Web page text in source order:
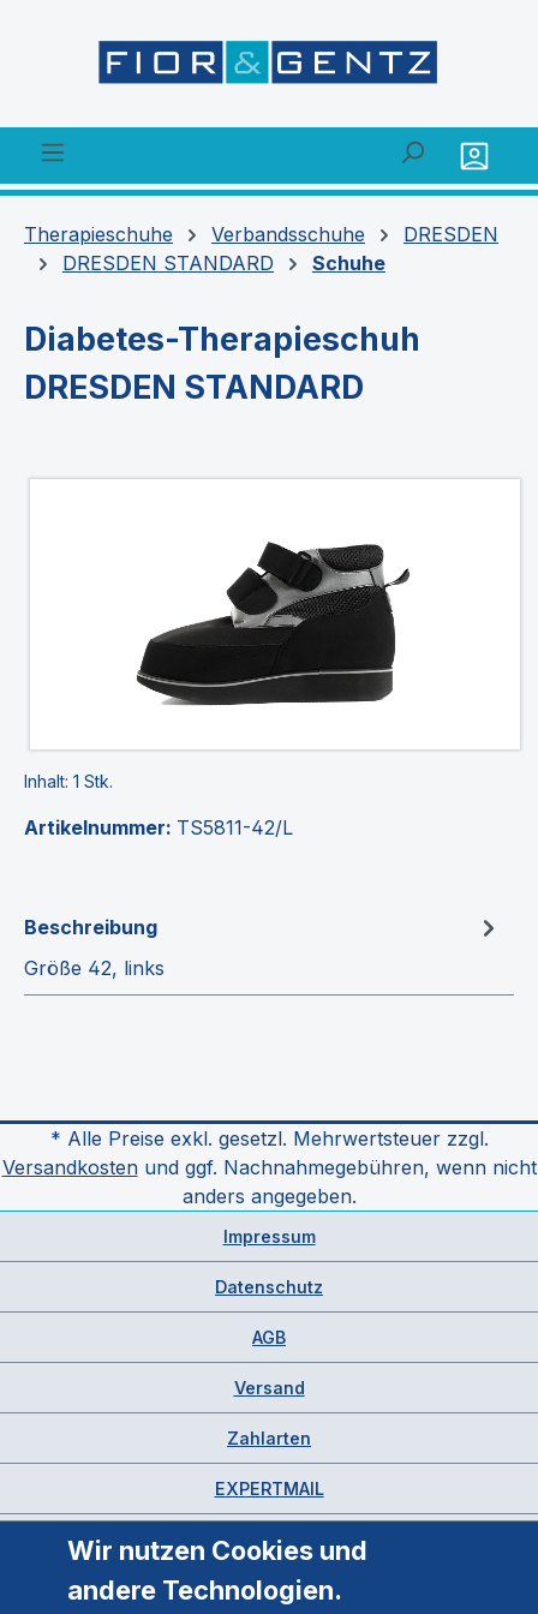
Therapieschuhe Verbandsschuhe
DRESDEN
DRESDEN STANDARD
Schuhe
Diabetes-Therapieschuh
DRESDEN STANDARD
Inhalt: 1 Stk.
Artikelnummer: TS5811-42/L
Beschreibung
Größe 42, links
* Alle Preise exkl. gesetzl. Mehrwertsteuer zzgl.
Versandkostenund ggf. Nachnahmegebühren, wenn nicht
anders angegeben.
Impressum
Datenschutz
AGB
Versand
Zahlarten
EXPERTMAIL
Wir nutzen Cookies und
andere Technologien.